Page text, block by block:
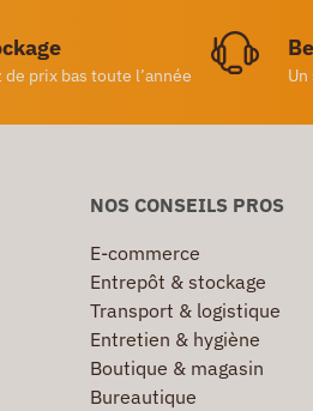
de prix bas toute l’année
NOS CONSEILS PROS
E-commerce
Entrepôt & stockage
Transport & logistique
Entretien & hygiène
Boutique & magasin
Bureautique